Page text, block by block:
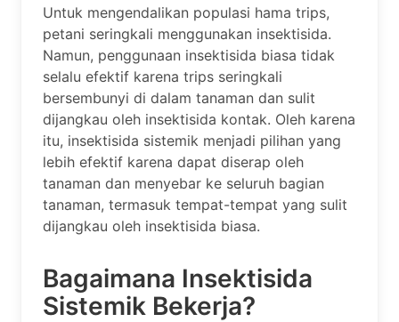
Untuk mengendalikan populasi hama trips,
petani seringkali menggunakan insektisida.
Namun, penggunaan insektisida biasa tidak
selalu efektif karena trips seringkali
bersembunyi di dalam tanaman dan sulit
dijangkau oleh insektisida kontak. Oleh karena
itu, insektisida sistemik menjadi pilihan yang
lebih efektif karena dapat diserap oleh
tanaman dan menyebar ke seluruh bagian
tanaman, termasuk tempat-tempat yang sulit
dijangkau oleh insektisida biasa.
Bagaimana Insektisida
Sistemik Bekerja?